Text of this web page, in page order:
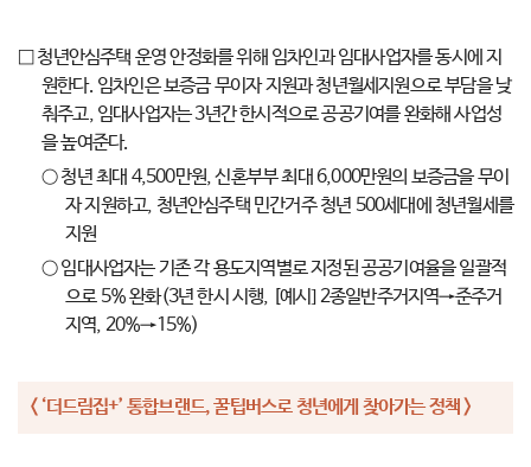
□ 청년안심주택 운영 안정화를 위해 임차인과 임대사업자를 동시에 지
원한다. 임차인은 보증금 무이자 지원과 청년월세지원으로 부담을 낮
춰주고, 임대사업자는 3년간 한시적으로 공공기여를 완화해 사업성
을 높여준다.
○ 청년 최대 4,500만원, 신혼부부 최대 6,000만원의 보증금을 무이
자 지원하고, 청년안심주택 민간거주 청년 500세대에 청년월세를
지원
○ 임대사업자는 기존 각 용도지역별로 지정된 공공기여율을 일괄적
으로 5% 완화(3년 한시 시행, [예시] 2종일반주거지역→준주거
지역, 20%→15%)
< ‘더드림집+’ 통합브랜드, 꿀팁버스로 청년에게 찾아가는 정책 >